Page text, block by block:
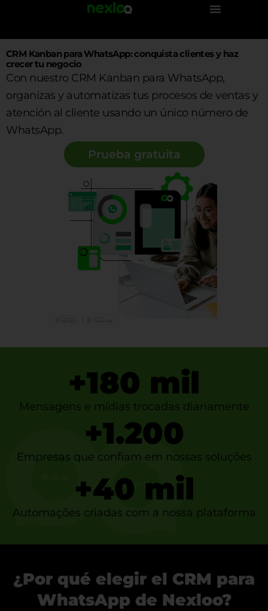
CRM Kanban para WhatsApp: conquista clientes y haz
crecer tu negocio
Con nuestro CRM Kanban para WhatsApp,
organizas y automatizas tus procesos de ventas y
atención al cliente usando un único número de
WhatsApp.
Prueba gratuita
+180 mil
Mensagens e mídias trocadas diariamente
+1.200
Empresas que confiam em nossas soluções
+40 mil
Automações criadas com a nossa plataforma
¿Por qué elegir el CRM para
WhatsApp de Nexloo?